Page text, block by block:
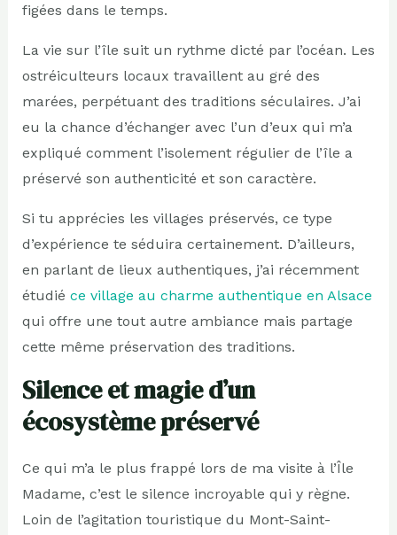
figées dans le temps.
La vie sur l’île suit un rythme dicté par l’océan. Les
ostréiculteurs locaux travaillent au gré des
marées, perpétuant des traditions séculaires. J’ai
eu la chance d’échanger avec l’un d’eux qui m’a
expliqué comment l’isolement régulier de l’île a
préservé son authenticité et son caractère.
Si tu apprécies les villages préservés, ce type
d’expérience te séduira certainement. D’ailleurs,
en parlant de lieux authentiques, j’ai récemment
étudié ce village au charme authentique en Alsace
qui offre une tout autre ambiance mais partage
cette même préservation des traditions.
Silence et magie d’un
écosystème préservé
Ce qui m’a le plus frappé lors de ma visite à l’Île
Madame, c’est le silence incroyable qui y règne.
Loin de l’agitation touristique du Mont-Saint-